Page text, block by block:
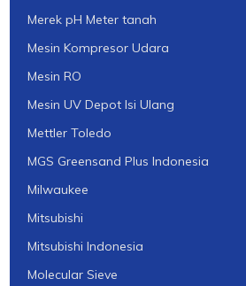
Merek pH Meter tanah
Mesin Kompresor Udara
Mesin RO
Mesin UV Depot Isi Ulang
Mettler Toledo
MGS Greensand Plus Indonesia
Milwaukee
Mitsubishi
Mitsubishi Indonesia
Molecular Sieve